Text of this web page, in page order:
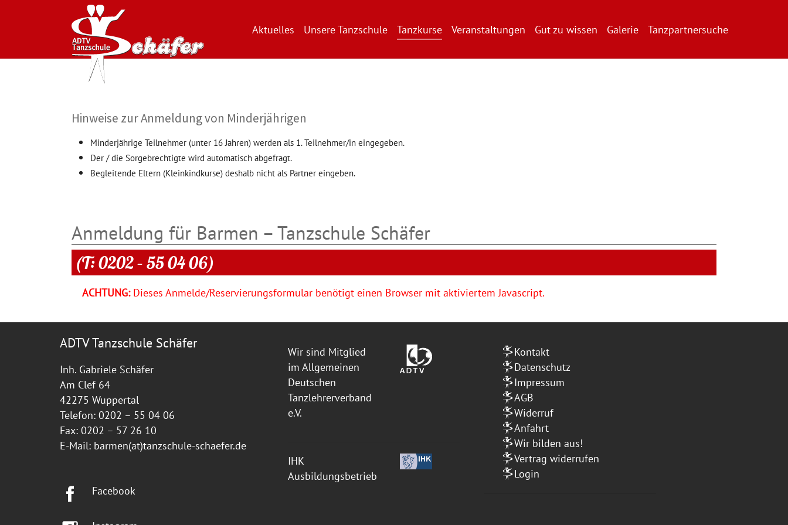
Zum Hauptinhalt springen
Aktuelles Unsere Tanzschule Tanzkurse Veranstaltungen Gut zu wissen Galerie Tanzpartnersuche
Hinweise zur Anmeldung von Minderjährigen
Minderjährige Teilnehmer (unter 16 Jahren) werden als 1. Teilnehmer/in eingegeben.
Der / die Sorgebrechtigte wird automatisch abgefragt.
Begleitende Eltern (Kleinkindkurse) deshalb nicht als Partner eingeben.
Anmeldung für Barmen – Tanzschule Schäfer
(T: 0202 – 55 04 06)
ACHTUNG:Dieses Anmelde/Reservierungsformular benötigt einen Browser mit aktiviertem Javascript.
ADTV Tanzschule Schäfer
Inh. Gabriele Schäfer
Am Clef 64
42275 Wuppertal
Telefon: 0202 – 55 04 06
Fax: 0202 – 57 26 10
E-Mail: barmen(at)tanzschule-schaefer.de
Facebook
Wir sind Mitglied
im Allgemeinen
Deutschen
Tanzlehrerverband
e.V.
IHK
Ausbildungsbetrieb
Kontakt
Datenschutz
Impressum
AGB
Widerruf
Anfahrt
Wir bilden aus!
Vertrag widerrufen
Login